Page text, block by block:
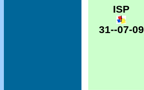
ISP
31--07-09